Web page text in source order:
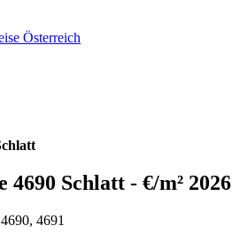
Österreich
Schlatt - €/m² 2026
4691